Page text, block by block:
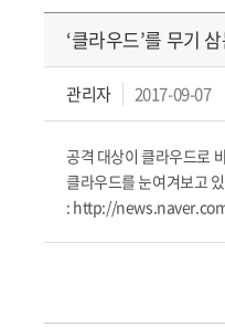
‘클라우드’를 무기
관리자 2017-09-07
공격 대상이 클라우드로
클라우드를 눈여겨보고
: http://